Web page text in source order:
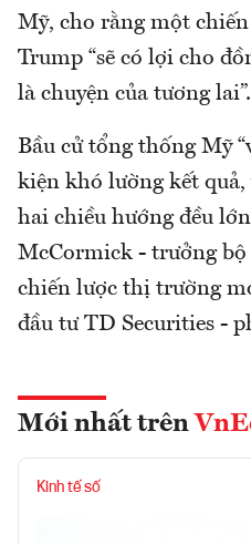
Mỹ, cho rằng một
Trump “sẽ có lợi cho
là chuyện của tương lai”.
Bầu cử tổng thống Mỹ
kiện khó lường kết
hai chiều hướng đều
McCormick - trưởng
chiến lược thị trường
đầu tư TD Securities -
Mới nhất trên
Kinh tế số